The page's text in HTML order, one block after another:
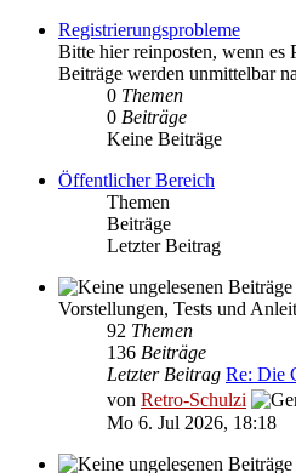
Registrierungsprobleme
Bitte hier reinposten, wenn es
Beiträge werden unmittelbar
0 Themen
0 Beiträge
Keine Beiträge
Öffentlicher Bereich
Themen
Beiträge
Letzter Beitrag
Vorstellungen, Tests und
92 Themen
136 Beiträge
Letzter Beitrag Re: Die
von Retro-Schulzi
Mo 6. Jul 2026, 18:18